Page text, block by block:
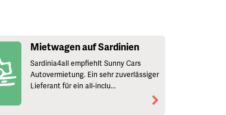
Mietwagen auf Sardinien
Sardinia4all empfiehlt Sunny Cars
Autovermietung. Ein sehr zuverlässiger
Lieferant für ein all-inclu...